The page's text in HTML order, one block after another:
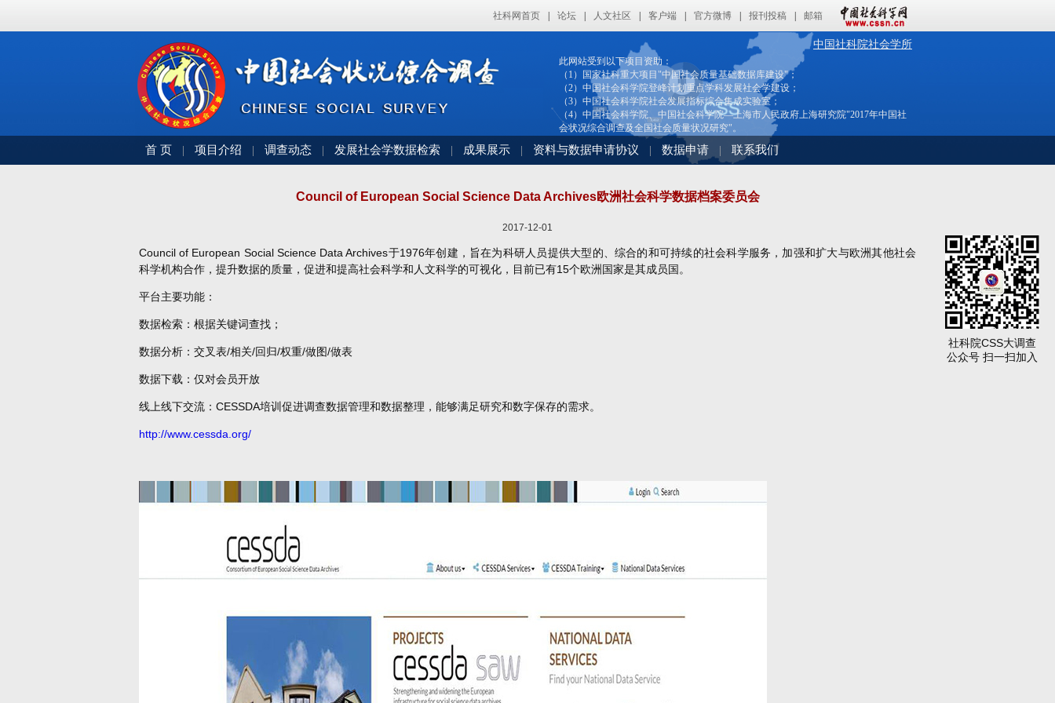
社科院CSS大调查
公众号 扫一扫加入
社科网首页 论坛 人文社区 客户端 官方微博 报刊投稿 邮箱
中国社科院社会学所
此网站受到以下项目资助：
（1）国家社科重大项目"中国社会质量基础数据库建设"；
（2）中国社会科学院登峰计划重点学科发展社会学建设；
（3）中国社会科学院社会发展指标综合集成实验室；
（4）中国社会科学院、中国社会科学院—上海市人民政府上海研究院"2017年中国社
会状况综合调查及全国社会质量状况研究"。
首 页 项目介绍 调查动态 发展社会学数据检索 成果展示 资料与数据申请协议 数据申请 联系我们
Council of European Social Science Data Archives欧洲社会科学数据档案委员会
2017-12-01
Council of European Social Science Data Archives于1976年创建，旨在为科研人员提供大型的、综合的和可持续的社会科学服务，加强和扩大与欧洲其他社会
科学机构合作，提升数据的质量，促进和提高社会科学和人文科学的可视化，目前已有15个欧洲国家是其成员国。
平台主要功能：
数据检索：根据关键词查找；
数据分析：交叉表/相关/回归/权重/做图/做表
数据下载：仅对会员开放
线上线下交流：CESSDA培训促进调查数据管理和数据整理，能够满足研究和数字保存的需求。
http://www.cessda.org/